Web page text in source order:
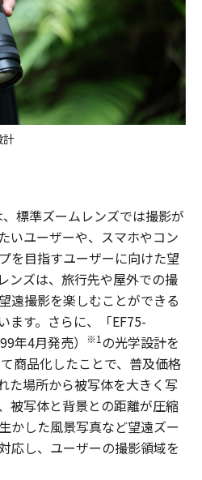
計
標準ズームレンズでは撮影が
いユーザーや、スマホやコン
を目指すユーザーに向けた望
ンズは、旅行先や屋外での撮
遠撮影を楽しむことができる
ます。さらに、「EF75-
年4月発売）
※1 の光学設計を
商品化したことで、普及価格
た場所から被写体を大きく写
被写体と背景との距離が圧縮
かした風景写真など望遠ズー
応し、ユーザーの撮影領域を